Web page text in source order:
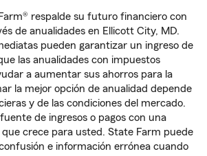
respalde su futuro financiero con
de anualidades en Ellicott City, MD.
pueden garantizar un ingreso de
las anualidades con impuestos
a aumentar sus ahorros para la
la mejor opción de anualidad depende
y de las condiciones del mercado.
de ingresos o pagos con una
crece para usted. State Farm puede
e información errónea cuando